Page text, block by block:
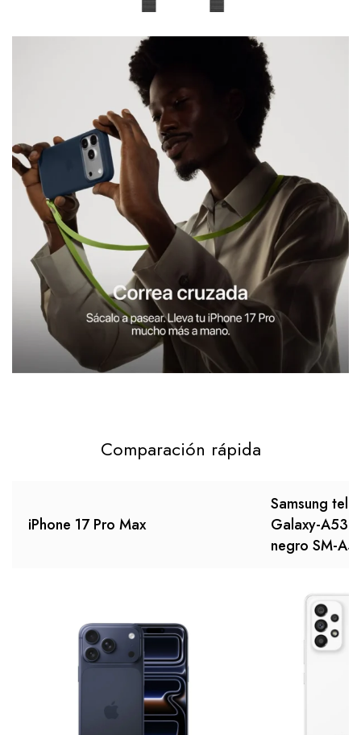
Comparación rápida
iPhone 17 Pro Max
Samsung
Galaxy-A53
negro SM-